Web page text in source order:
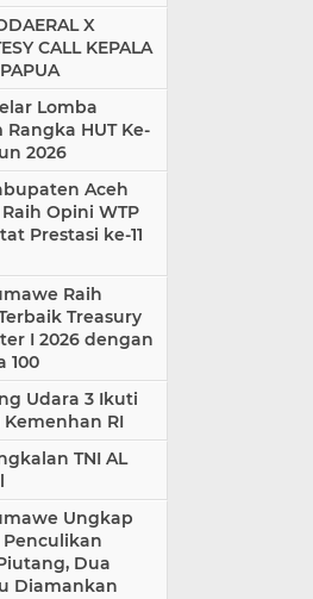
X
CALL KEPALA
Lomba
HUT Ke-
2026
Aceh
Opini WTP
Prestasi ke-11
Raih
Treasury
I 2026 dengan
100
Udara 3 Ikuti
Kemenhan RI
TNI AL
Ungkap
Penculikan
Dua
Diamankan